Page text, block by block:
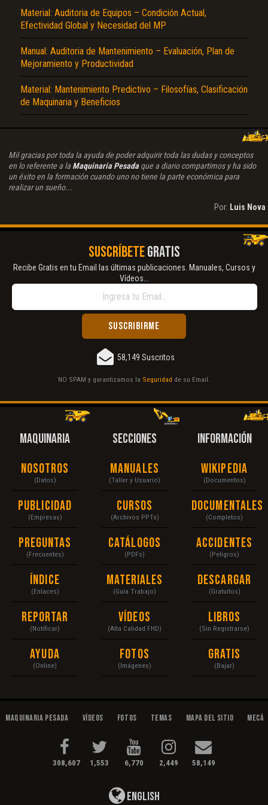
Material: Auditoria de Equipos – Condición Actual,
Efectividad Global y Necesidad del MP
Manual: Auditoria de Mantenimiento – Evaluación, Plan de
Mejoramiento y Productividad
Material: Mantenimiento Predictivo – Filosofías, Clasificación
de Maquinaria y Beneficios
Mil gracias por toda la ayuda de poder adquirir toda las dudas y conceptos
en lo referente a la Maquinaria Pesadaque a diario compartimos y ha sido
un éxito en la formación cuando uno no tiene la parte económica para
realizar un sueño...
Por: Luis Nova
SUSCRÍBETEGRATIS
Recibe Gratis en tu Email las últimas publicaciones. Manuales, Cursos y
Vídeos...
58,149 Suscritos
NO SPAM y garantizamos la Seguridad de su Email.
MAQUINARIA
Nosotros
(Datos)
Publicidad
(Empresas)
Preguntas
(Frecuentes)
Índice
(Enlaces)
Reportar
(Notificar)
Ayuda
(Online)
SECCIONES
Manuales
(Taller y Usuario)
Cursos
(Archivos PPTs)
Catálogos
(PDFs)
Materiales
(Guía Trabajo)
Vídeos
(Alta Calidad FHD)
Fotos
(Imágenes)
INFORMACIÓN
Wikipedia
(Documentos)
Documentales
(Completos)
Accidentes
(Peligros)
Descargar
(Gratuitos)
Libros
(Sin Registrarse)
Gratis
(Bajar)
Maquinaria Pesada Vídeos Fotos Temas Mapa del Sitio
308,607 1,553 6,770 2,449 58,149
English